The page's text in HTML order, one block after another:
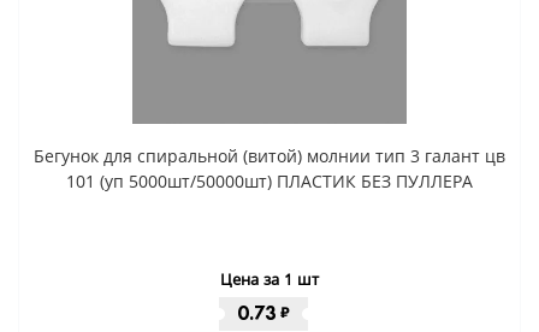
Бегунок для спиральной (витой) молнии тип 3 галант цв
101 (уп 5000шт/50000шт) ПЛАСТИК БЕЗ ПУЛЛЕРА
Цена за 1 шт
0.73 ₽